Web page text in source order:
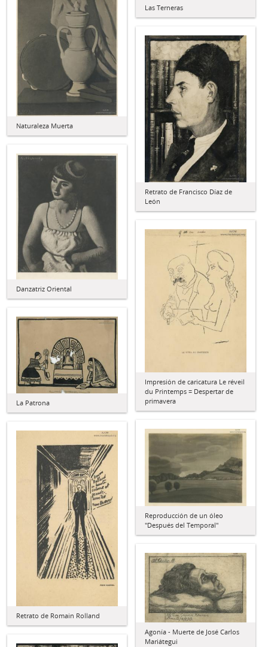
Las Terneras
Naturaleza Muerta
Retrato de Francisco Díaz de
León
Danzatriz Oriental
Impresión de caricatura Le réveil
du Printemps = Despertar de
primavera
La Patrona
Reproducción de un óleo
"Después del Temporal"
Retrato de Romain Rolland
Agonía - Muerte de José Carlos
Mariátegui